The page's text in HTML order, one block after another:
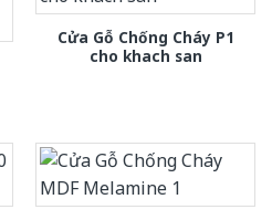
Cửa Gỗ Chống Cháy P1
cho khach san